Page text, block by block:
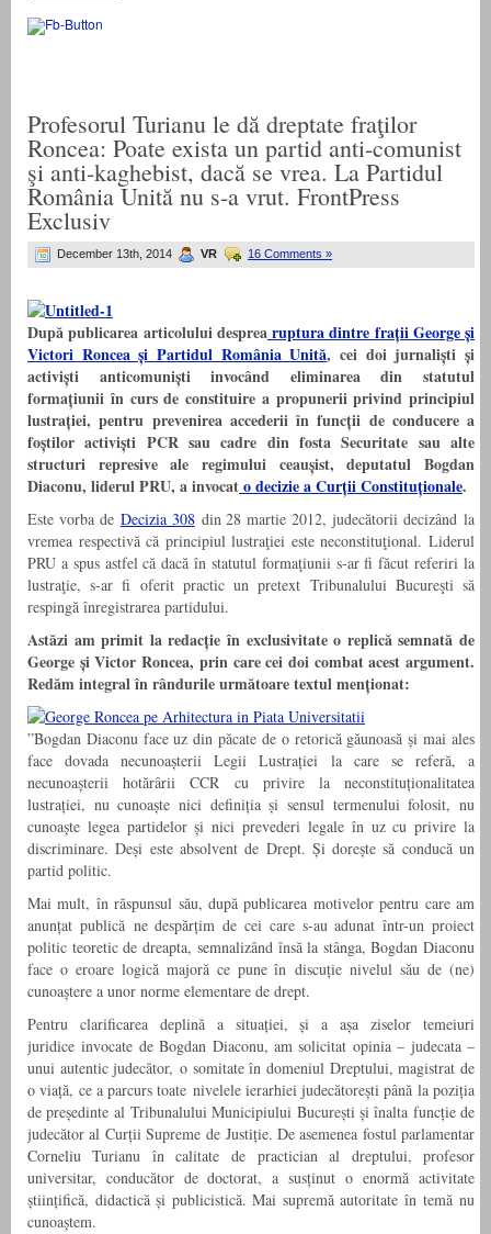
Profesorul Turianu le dă dreptate fraţilor
Roncea: Poate exista un partid anti-comunist
şi anti-kaghebist, dacă se vrea. La Partidul
România Unită nu s-a vrut. FrontPress
Exclusiv
December 13th, 2014 VR 16 Comments »
După publicarea articolului desprearuptura dintre frații George și
Victori Roncea și Partidul România Unită, cei doi jurnaliști și
activiști anticomuniști invocând eliminarea din statutul
formațiunii în curs de constituire a propunerii privind principiul
lustrației, pentru prevenirea accederii în funcții de conducere a
foștilor activiști PCR sau cadre din fosta Securitate sau alte
structuri represive ale regimului ceaușist, deputatul Bogdan
Diaconu, liderul PRU, a invocato decizie a Curții Constituționale.
Este vorba de Decizia 308din 28 martie 2012, judecătorii decizând la
vremea respectivă că principiul lustraţiei este neconstituţional. Liderul
PRU a spus astfel că dacă în statutul formaţiunii s-ar fi făcut referiri la
lustraţie, s-ar fi oferit practic un pretext Tribunalului Bucureşti să
respingă înregistrarea partidului.
Astăzi am primit la redacție în exclusivitate o replică semnată de
George și Victor Roncea, prin care cei doi combat acest argument.
Redăm integral în rândurile următoare textul menționat:
”Bogdan Diaconu face uz din păcate de o retorică găunoasă și mai ales
face dovada necunoașterii Legii Lustrației la care se referă, a
necunoașterii hotărârii CCR cu privire la neconstituționalitatea
lustrației, nu cunoaște nici definiția și sensul termenului folosit, nu
cunoaște legea partidelor și nici prevederi legale în uz cu privire la
discriminare. Deși este absolvent de Drept. Și dorește să conducă un
partid politic.
Mai mult, în răspunsul său, după publicarea motivelor pentru care am
anunțat publică ne despărțim de cei care s-au adunat într-un proiect
politic teoretic de dreapta, semnalizând însă la stânga, Bogdan Diaconu
face o eroare logică majoră ce pune în discuție nivelul său de (ne)
cunoaștere a unor norme elementare de drept.
Pentru clarificarea deplină a situației, și a așa ziselor temeiuri
juridice invocate de Bogdan Diaconu, am solicitat opinia – judecata –
unui autentic judecător, o somitate în domeniul Dreptului, magistrat de
o viață, ce a parcurs toate nivelele ierarhiei judecătorești până la poziția
de președinte al Tribunalului Municipiului București și înalta funcție de
judecător al Curții Supreme de Justiție. De asemenea fostul parlamentar
Corneliu Turianu în calitate de practician al dreptului, profesor
universitar, conducător de doctorat, a susținut o enormă activitate
științifică, didactică și publicistică. Mai supremă autoritate în temă nu
cunoaștem.